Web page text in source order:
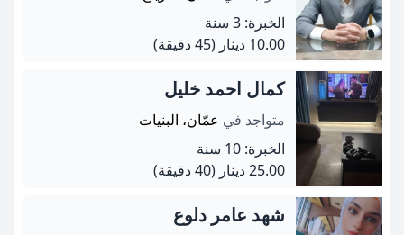
الخبرة: 3 سنة
10.00 دينار
(45 دقيقة)
كمال احمد خليل
متواجد في عمّان، البنيات
الخبرة: 10 سنة
25.00 دينار
(40 دقيقة)
شهد عامر دلوع